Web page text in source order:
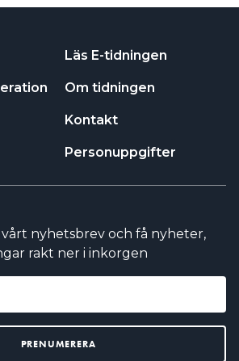
Läs E-tidningen
Om tidningen
Kontakt
Personuppgifter
nyhetsbrev och få nyheter,
rakt ner i inkorgen